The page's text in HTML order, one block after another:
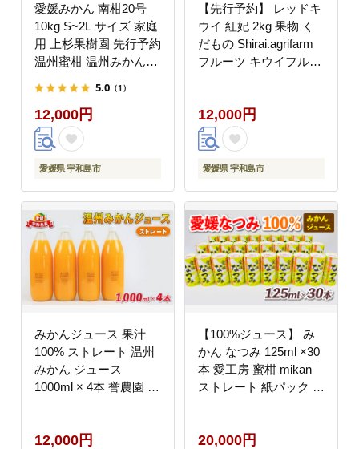
愛媛みかん 南柑20号
10kg S~2L サイズ 家庭
用 上杉果樹園 先行予約
温州蜜柑 温州みかん
蜜柑 愛媛みかん みかん
ビタミン 温州 蜜柑 果
物 くだもの フルーツ
柑橘 農家直送 産地直送
数量限定 国産 愛媛 宇
5.0 （1）
12,000円
愛媛県 宇和島市
【先行予約】 レッドキ
ウイ 紅妃 2kg 果物 く
だもの Shirai.agrifarm
フルーツ キウイフルー
12,000円
愛媛県 宇和島市
みかんジュース 果汁
100% ストレート 温州
みかん ジュース
1000ml × 4本 誉農園 ジ
ース 100%ジュース 果
12,000円
【100%ジュース】 み
かん なつみ 125ml ×30
本 愛工房 蜜柑 mikan
ストレート 紙パック 柑
20,000円